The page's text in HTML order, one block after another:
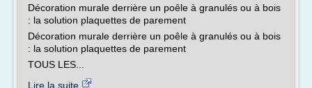
Décoration murale derrière un poêle à granulés ou à bois
: la solution plaquettes de parement
Décoration murale derrière un poêle à granulés ou à bois
: la solution plaquettes de parement
TOUS LES...
Lire la suite